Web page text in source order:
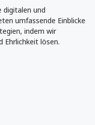
digitalen und
umfassende Einblicke
indem wir
Ehrlichkeit lösen.